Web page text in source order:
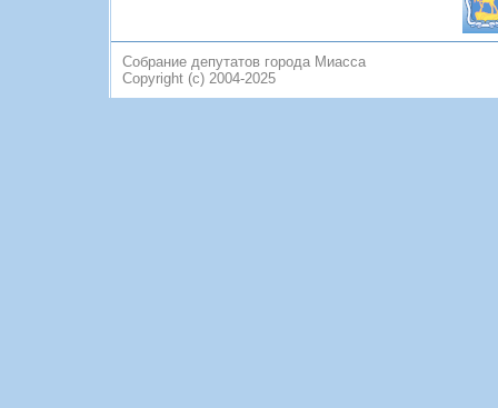
Собрание депутатов города Миасса
Copyright (c) 2004-2025